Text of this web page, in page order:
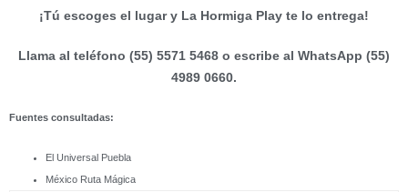
¡Tú escoges el lugar y La Hormiga Play te lo entrega!
Llama al teléfono (55) 5571 5468 o escribe al WhatsApp (55)
4989 0660.
Fuentes consultadas:
El Universal Puebla
México Ruta Mágica